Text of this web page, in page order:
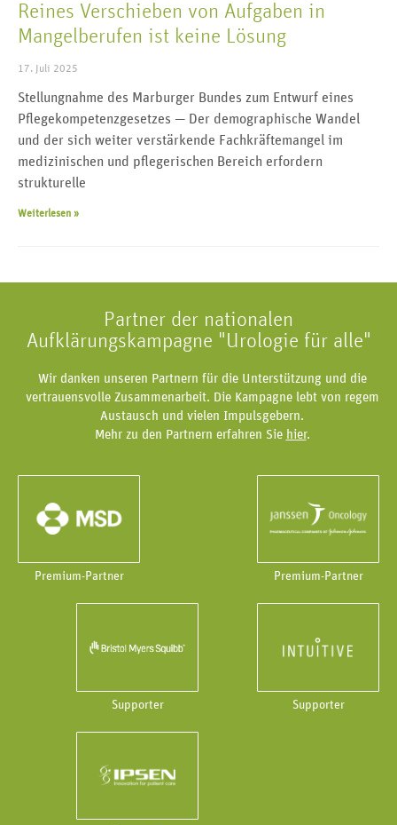
Reines Verschieben von Aufgaben in
Mangelberufen ist keine Lösung
17. Juli 2025
Stellungnahme des Marburger Bundes zum Entwurf eines
Pflegekompetenzgesetzes — Der demographische Wandel
und der sich weiter verstärkende Fachkräftemangel im
medizinischen und pflegerischen Bereich erfordern
strukturelle
Weiterlesen »
Partner der nationalen
Aufklärungskampagne "Urologie für alle"
Wir danken unseren Partnern für die Unterstützung und die
vertrauensvolle Zusammenarbeit. Die Kampagne lebt von regem
Austausch und vielen Impulsgebern.
Mehr zu den Partnern erfahren Sie hier.
Premium-Partner Premium-Partner
Supporter Supporter